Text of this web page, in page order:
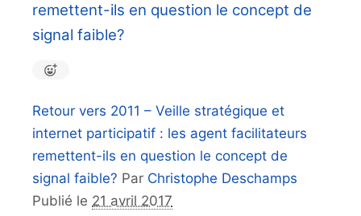
remettent-ils en question le concept de
signal faible?
Retour vers 2011 – Veille stratégique et
internet participatif : les agent facilitateurs
remettent-ils en question le concept de
signal faible? Par Christophe Deschamps
Publié le 21 avril 2017